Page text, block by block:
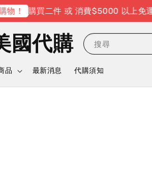
！ 購買二件 或 消費$5000 以上免運費
國代購 搜尋
品 最新消息 代購須知